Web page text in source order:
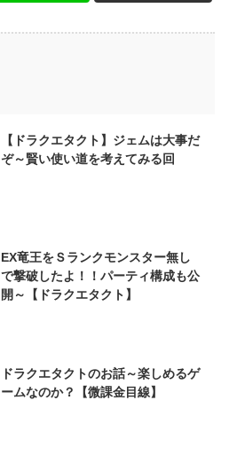
【ドラクエタクト】ジェムは大事だ
ぞ～賢い使い道を考えてみる回
EX竜王をＳランクモンスター無し
で撃破したよ！！パーティ構成も公
開～【ドラクエタクト】
ドラクエタクトのお話～楽しめるゲ
ームなのか？【微課金目線】